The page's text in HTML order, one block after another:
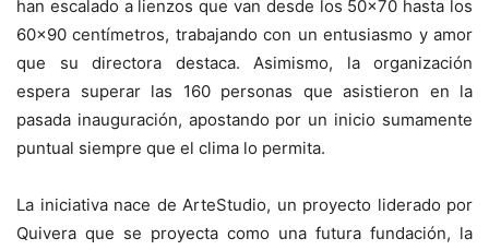
han escalado a lienzos que van desde los 50×70 hasta los
60×90 centímetros, trabajando con un entusiasmo y amor
que su directora destaca. Asimismo, la organización
espera superar las 160 personas que asistieron en la
pasada inauguración, apostando por un inicio sumamente
puntual siempre que el clima lo permita.
​La iniciativa nace de ArteStudio, un proyecto liderado por
Quivera que se proyecta como una futura fundación, la